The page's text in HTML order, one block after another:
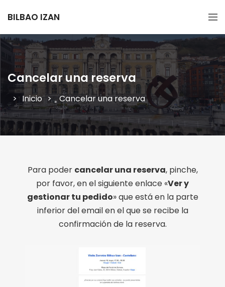
BILBAO IZAN
Cancelar una reserva
Inicio » Cancelar una reserva
Para poder cancelar una reserva, pinche,
por favor, en el siguiente enlace «Ver y
gestionar tu pedido» que está en la parte
inferior del email en el que se recibe la
confirmación de la reserva.